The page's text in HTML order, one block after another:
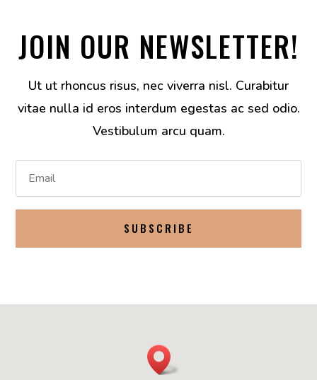
JOIN OUR NEWSLETTER!
Ut ut rhoncus risus, nec viverra nisl. Curabitur
vitae nulla id eros interdum egestas ac sed odio.
Vestibulum arcu quam.
SUBSCRIBE